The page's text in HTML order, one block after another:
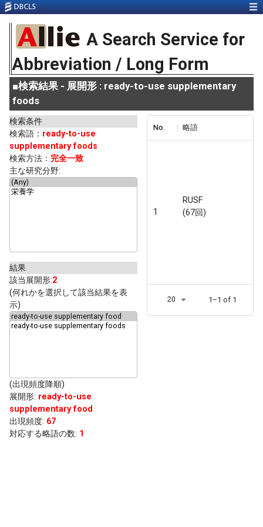
A Search Service for
Abbreviation / Long Form
■検索結果 - 展開形 : ready-to-use supplementary
foods
検索条件
検索語： ready-to-use
supplementary foods
検索方法： 完全一致
主な研究分野:
結果
該当展開形:2
(何れかを選択して該当結果を表
示)
(出現頻度降順)
展開形: ready-to-use
supplementary food
出現頻度: 67
対応する略語の数: 1
No. 略語
1
RUSF
(67回)
20 1–1 of 1